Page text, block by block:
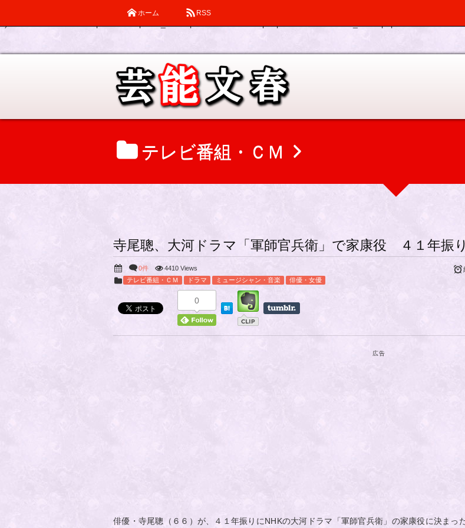
: Declaration of description_walker::start_el(&$output, $item, $depth, $args) should be compatible with
ホーム RSS
テレビ番組・ＣＭ
寺尾聰、大河ドラマ「軍師官兵衛」で家康役 ４１年振り
0件 4410 Views
テレビ番組・ＣＭ
ドラマ ミュージシャン・音楽 俳優・女優
0
広告
俳優・寺尾聰（６６）が、４１年振りにNHKの大河ドラマ「軍師官兵衛」の家康役に決まっ